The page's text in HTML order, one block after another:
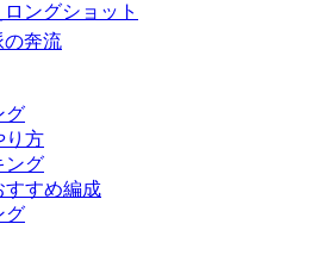
ングショット
の奔流
グ
り方
ング
すすめ編成
グ